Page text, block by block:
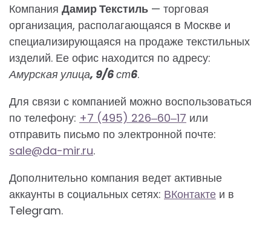
Компания Дамир Текстиль — торговая
организация, располагающаяся в Москве и
специализирующаяся на продаже текстильных
изделий. Ее офис находится по адресу:
Амурская улица, 9/6 ст6.
Для связи с компанией можно воспользоваться
по телефону: +7 (495) 226‒60‒17 или
отправить письмо по электронной почте:
sale@da-mir.ru.
Дополнительно компания ведет активные
аккаунты в социальных сетях: ВКонтакте и в
Telegram.